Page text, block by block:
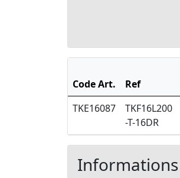
Code Art. Ref
TKE16087
TKF16L200
-T-16DR